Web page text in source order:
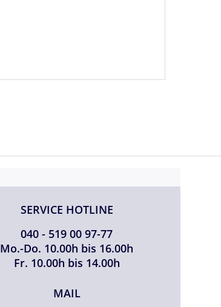
SERVICE HOTLINE
040 - 519 00 97-77
Mo.-Do. 10.00h bis 16.00h
Fr. 10.00h bis 14.00h
MAIL